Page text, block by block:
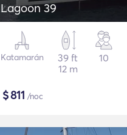
Lagoon 39
Katamarán
39 ft
12 m
10
$811 /noc